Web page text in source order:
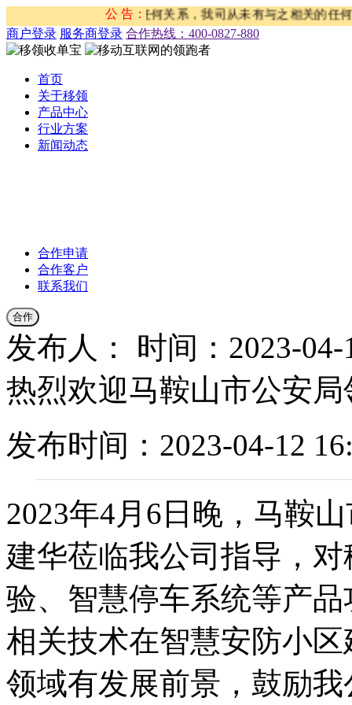
公 告：
与我司没有任何关系，我司从未有与之相关的任
商户登录 服务商登录 合作热线：‭400-0827-880
首页
关于移领
产品中心
行业方案
新闻动态
合作申请
合作客户
联系我们
合作
发布人：
时间：2023-04-
热烈欢迎马鞍山市公安
发布时间：2023-04-12
2023年4月6日晚，马鞍
建华莅临我公司指导，
验、智慧停车系统等产
相关技术在智慧安防小
领域有发展前景，鼓励